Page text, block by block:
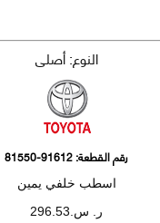
النوع: أصلي
رقم القطعة:81550-91612
اسطب خلفي يمين
ر. س.296.53